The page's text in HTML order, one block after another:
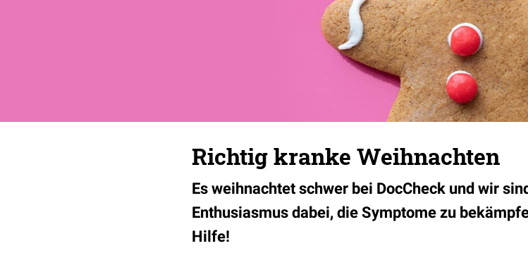
Richtig kranke Weihnachten
Es weihnachtet schwer bei DocCheck und wir
Enthusiasmus dabei, die Symptome zu
Hilfe!